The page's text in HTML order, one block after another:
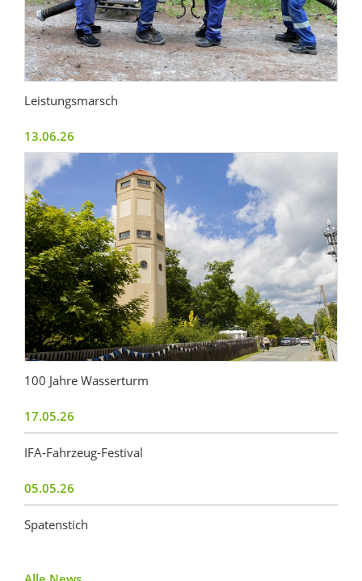
Leistungsmarsch
13.06.26
100 Jahre Wasserturm
17.05.26
IFA-Fahrzeug-Festival
05.05.26
Spatenstich